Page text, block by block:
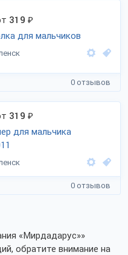
319 ₽
для мальчиков
0 отзывов
319 ₽
для мальчика
0 отзывов
«Мирдадарус»»
обратите внимание на